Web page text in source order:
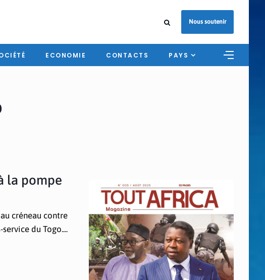
Nous soutenir
ECONOMIE CONTACTS PAYS
la pompe
créneau contre
du Togo....